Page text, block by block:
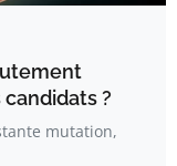
?
mutation,